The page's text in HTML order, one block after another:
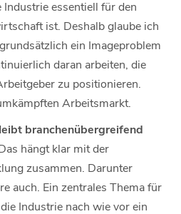
Industrie essentiell für den
ist. Deshalb glaube ich
ein Imageproblem
daran arbeiten, die
zu positionieren.
Arbeitsmarkt.
branchenübergreifend
hängt klar mit der
zusammen. Darunter
auch. Ein zentrales Thema für
Industrie nach wie vor ein